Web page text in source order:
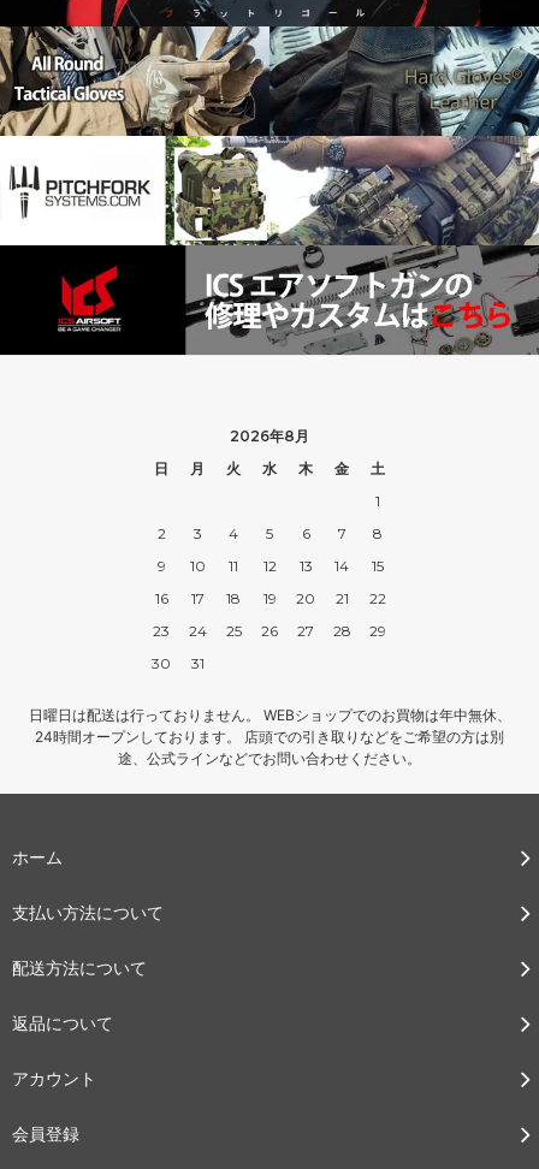
2026年8月
日
月 火 水 木 金
土
1
2
3 4 5 6 7
8
9
10 11 12 13 14
15
16
17 18 19 20 21
22
23
24 25 26 27 28
29
30
31
日曜日は配送は行っておりません。 WEBショップでのお買物は年中無休、
24時間オープンしております。 店頭での引き取りなどをご希望の方は別
途、公式ラインなどでお問い合わせください。
ホーム
支払い方法について
配送方法について
返品について
アカウント
会員登録